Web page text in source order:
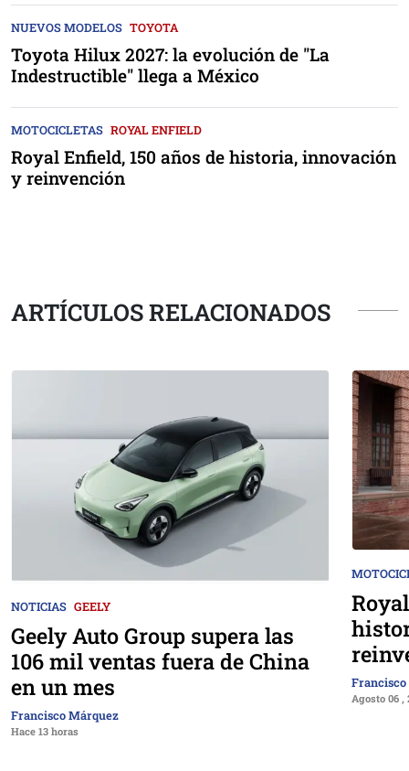
NUEVOS MODELOS TOYOTA
Toyota Hilux 2027: la evolución de "La
Indestructible" llega a México
MOTOCICLETAS ROYAL ENFIELD
Royal Enfield, 150 años de historia, innovación
y reinvención
ARTÍCULOS RELACIONADOS
NOTICIAS GEELY
Geely Auto Group supera las
106 mil ventas fuera de China
en un mes
Francisco Márquez
Hace 13 horas
Agosto 06 ,